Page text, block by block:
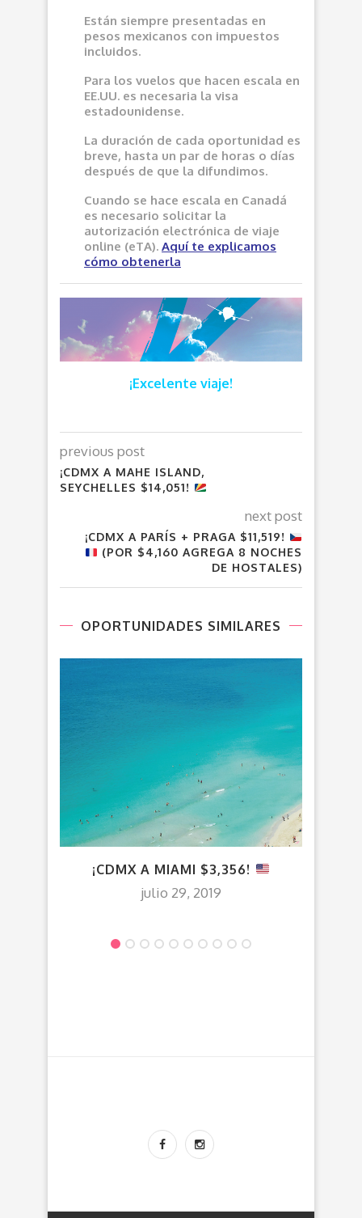
Están siempre presentadas en
pesos mexicanos con impuestos
incluidos.
Para los vuelos que hacen escala en
EE.UU. es necesaria la visa
estadounidense.
La duración de cada oportunidad es
breve, hasta un par de horas o días
después de que la difundimos.
Cuando se hace escala en Canadá
es necesario solicitar la
autorización electrónica de viaje
online (eTA). Aquí te explicamos
cómo obtenerla
¡Excelente viaje!
previous post
¡CDMX A MAHE ISLAND,
SEYCHELLES $14,051!
next post
¡CDMX A PARÍS + PRAGA $11,519!
(POR $4,160 AGREGA 8 NOCHES
DE HOSTALES)
OPORTUNIDADES SIMILARES
¡CDMX A MIAMI $3,356!
julio 29, 2019